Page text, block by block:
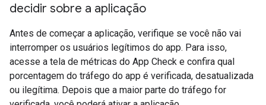
decidir sobre a aplicação
Antes de começar a aplicação, verifique se você não vai
interromper os usuários legítimos do app. Para isso,
acesse a tela de métricas do App Check e confira qual
porcentagem do tráfego do app é verificada, desatualizada
ou ilegítima. Depois que a maior parte do tráfego for